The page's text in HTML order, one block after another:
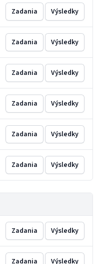
Zadania Výsledky
Zadania Výsledky
Zadania Výsledky
Zadania Výsledky
Zadania Výsledky
Zadania Výsledky
Zadania Výsledky
Zadania Výsledky